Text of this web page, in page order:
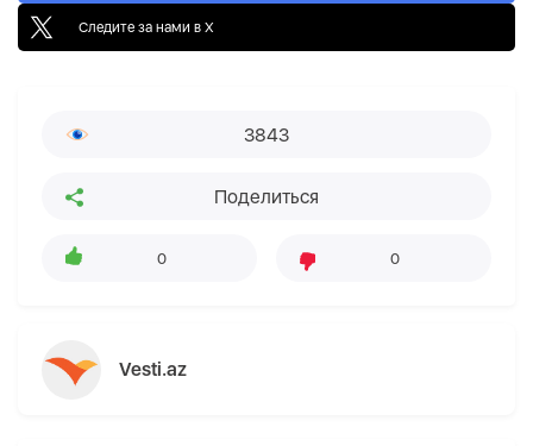
Следите за нами в X
3843
Поделиться
0 0
Vesti.az